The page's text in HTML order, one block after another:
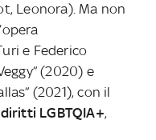
Leonora). Ma non
e Federico
(2020) e
(2021), con il
LGBTQIA+,